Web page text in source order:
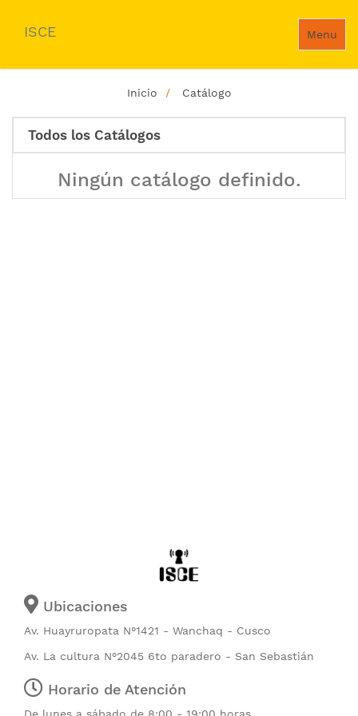
Menu
ISCE
Inicio Catálogo
Todos los Catálogos
Ningún catálogo definido.
Ubicaciones
Av. Huayruropata N°1421 - Wanchaq - Cusco
Av. La cultura N°2045 6to paradero - San Sebastián
Horario de Atención